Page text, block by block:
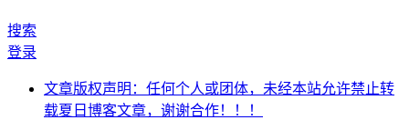
搜索
登录
文章版权声明：任何个人或团体，未经本站允许禁止转
载夏日博客文章，谢谢合作！！！